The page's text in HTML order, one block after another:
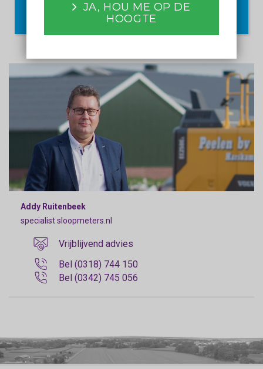
Met het verzenden van dit formulier gaat u akkoord met ons
privacy statement
Addy Ruitenbeek
specialist sloopmeters.nl
Vrijblijvend advies
Bel (0318) 744 150
Bel (0342) 745 056
JA, HOU ME OP DE
HOOGTE